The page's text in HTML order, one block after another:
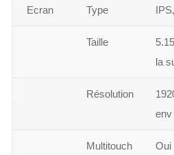
Ecran Type
Taille
la
Résolution
env
Multitouch Oui